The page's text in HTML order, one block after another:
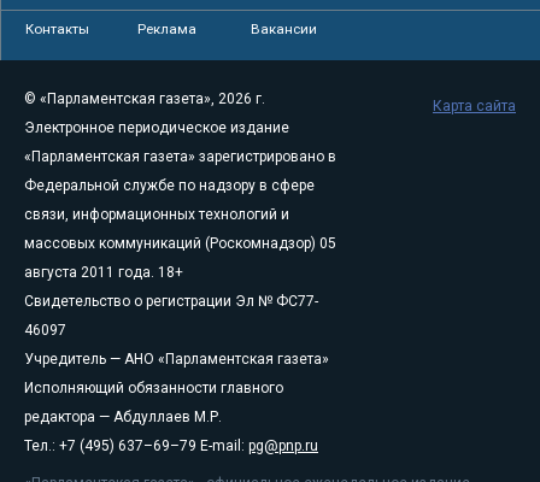
Контакты Реклама Вакансии
© «Парламентская газета», 2026 г.
Электронное периодическое издание
«Парламентская газета» зарегистрировано в
Федеральной службе по надзору в сфере
связи, информационных технологий и
массовых коммуникаций (Роскомнадзор) 05
августа 2011 года. 18+
Свидетельство о регистрации Эл № ФС77-
46097
Учредитель — АНО «Парламентская газета»
Исполняющий обязанности главного
редактора — Абдуллаев М.Р.
Тел.: +7 (495) 637–69–79 E-mail: pg@pnp.ru
Карта сайта